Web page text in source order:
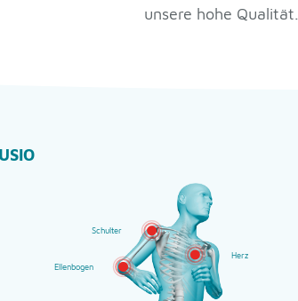
unsere hohe Qualität.
Schulter
Herz
Ellenbogen